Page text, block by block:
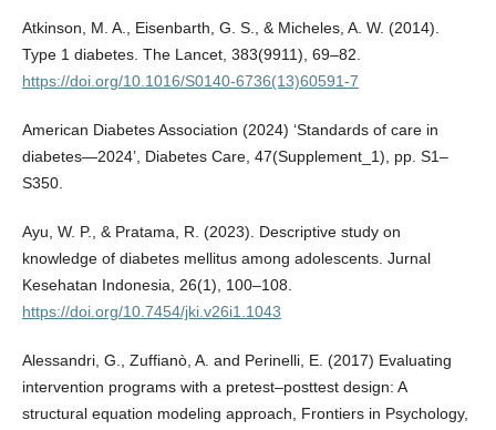
Atkinson, M. A., Eisenbarth, G. S., & Micheles, A. W. (2014).
Type 1 diabetes. The Lancet, 383(9911), 69–82.
https://doi.org/10.1016/S0140-6736(13)60591-7
American Diabetes Association (2024) ‘Standards of care in
diabetes—2024’, Diabetes Care, 47(Supplement_1), pp. S1–
S350.
Ayu, W. P., & Pratama, R. (2023). Descriptive study on
knowledge of diabetes mellitus among adolescents. Jurnal
Kesehatan Indonesia, 26(1), 100–108.
https://doi.org/10.7454/jki.v26i1.1043
Alessandri, G., Zuffianò, A. and Perinelli, E. (2017) Evaluating
intervention programs with a pretest–posttest design: A
structural equation modeling approach, Frontiers in Psychology,